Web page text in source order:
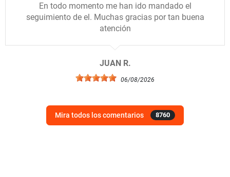
En todo momento me han ido mandado el
seguimiento de el. Muchas gracias por tan buena
atención
JUAN R.
06/08/2026
Mira todos los comentarios 8760